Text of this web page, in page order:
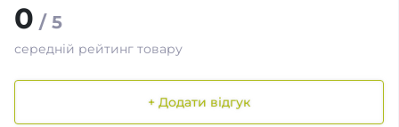
0 / 5
середній рейтинг товару
+ Додати відгук